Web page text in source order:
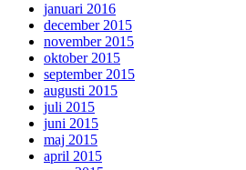
januari 2016
december 2015
november 2015
oktober 2015
september 2015
augusti 2015
juli 2015
juni 2015
maj 2015
april 2015